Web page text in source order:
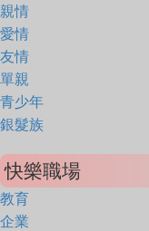
親情
愛情
友情
單親
青少年
銀髮族
快樂職場
教育
企業